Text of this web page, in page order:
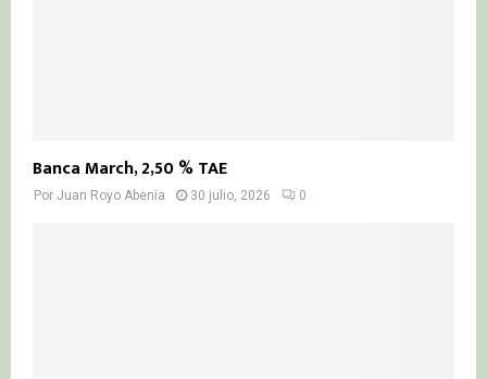
Banca March, 2,50 % TAE
Por Juan Royo Abenia 30 julio, 2026 0